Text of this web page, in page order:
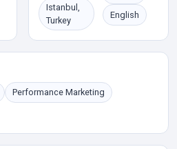
Istanbul,
Turkey
English
Performance Marketing